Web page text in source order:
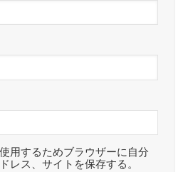
用するためブラウザーに自分
レス、サイトを保存する。